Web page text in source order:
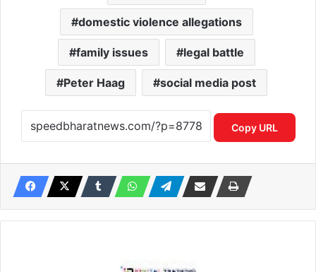
domestic violence allegations
family issues legal battle
Peter Haag social media post
Copy URL